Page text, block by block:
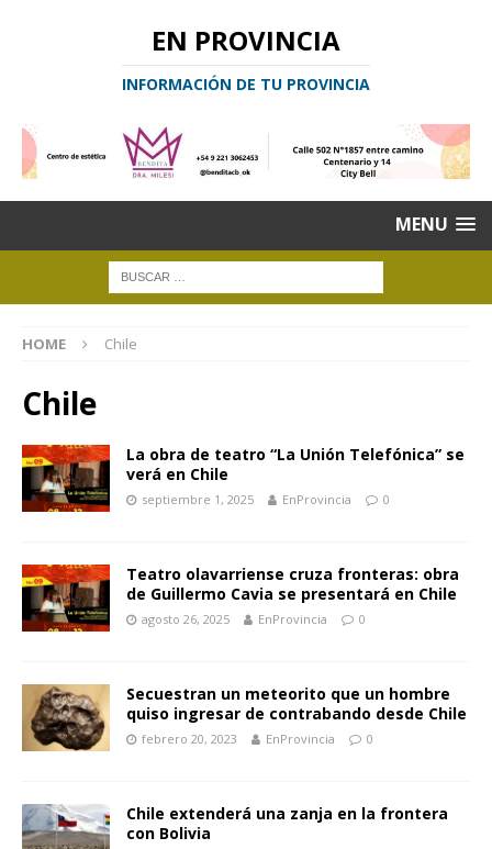
EN PROVINCIA
INFORMACIÓN DE TU PROVINCIA
MENU
HOME Chile
Chile
La obra de teatro “La Unión Telefónica” se
verá en Chile
septiembre 1, 2025 EnProvincia 0
Teatro olavarriense cruza fronteras: obra
de Guillermo Cavia se presentará en Chile
agosto 26, 2025 EnProvincia 0
Secuestran un meteorito que un hombre
quiso ingresar de contrabando desde Chile
febrero 20, 2023 EnProvincia 0
Chile extenderá una zanja en la frontera
con Bolivia